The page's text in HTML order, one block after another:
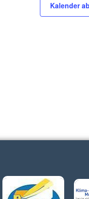
Kalender